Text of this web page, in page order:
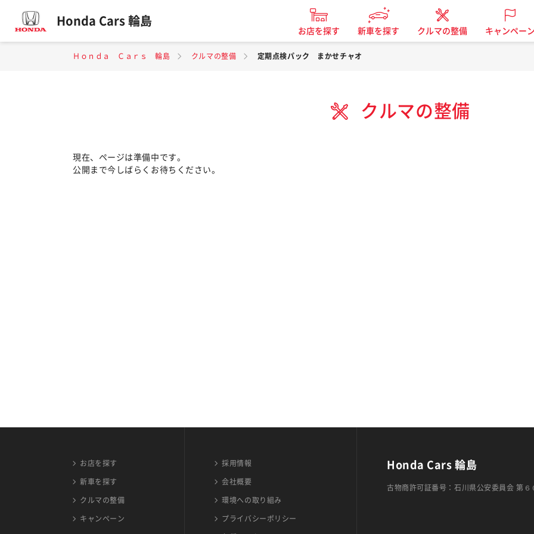
Honda Cars 輪島
お店を探す 新車を探す クルマの整備 キャンペー
Ｈｏｎｄａ Ｃａｒｓ 輪島 クルマの整備 定期点検パック まかせチャオ
クルマの整備
現在、ページは準備中です。
公開まで今しばらくお待ちください。
お店を探す
新車を探す
クルマの整備
キャンペーン
採用情報
会社概要
環境への取り組み
プライバシーポリシー
Honda Cars 輪島
古物商許可証番号：石川県公安委員会 第６